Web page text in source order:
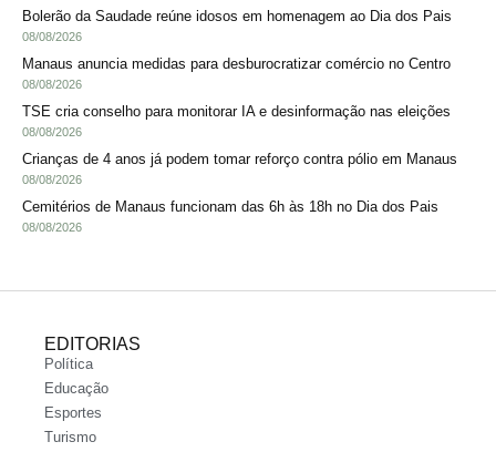
Bolerão da Saudade reúne idosos em homenagem ao Dia dos Pais
08/08/2026
Manaus anuncia medidas para desburocratizar comércio no Centro
08/08/2026
TSE cria conselho para monitorar IA e desinformação nas eleições
08/08/2026
Crianças de 4 anos já podem tomar reforço contra pólio em Manaus
08/08/2026
Cemitérios de Manaus funcionam das 6h às 18h no Dia dos Pais
08/08/2026
EDITORIAS
Política
Educação
Esportes
Turismo